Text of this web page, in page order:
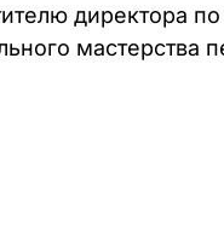
директора
мастерства